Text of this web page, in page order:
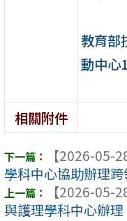
教育部
動中心
相關附件
【2026-05-28
學科中心協助辦理
【2026-05-28
與護理學科中心辦